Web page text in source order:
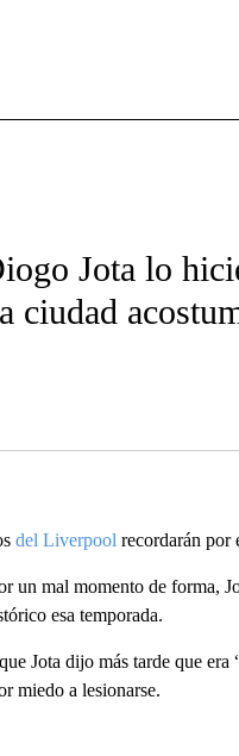
Jota lo
del Liverpool recordarán por
un mal momento de forma,
esa temporada.
Jota dijo más tarde que era
miedo a lesionarse.